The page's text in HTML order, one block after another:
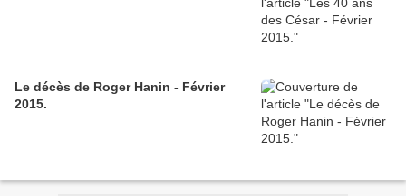
Le décès de Roger Hanin - Février
2015.